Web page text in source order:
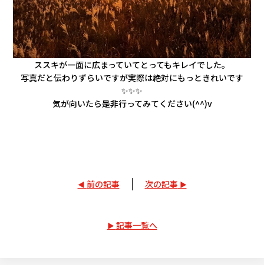
ススキが一面に広まっていてとってもキレイでした。
写真だと伝わりずらいですが実際は絶対にもっときれいです
✨✨✨
気が向いたら是非行ってみてください(^^)v
前の記事 次の記事
記事一覧へ